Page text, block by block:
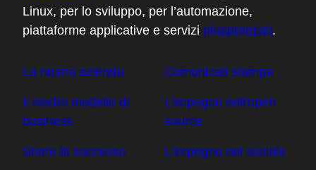
Linux, per lo sviluppo, per l’automazione,
piattaforme applicative e servizi pluripremiati.
La nostra azienda
Il nostro modello di
business
Storie di successo
Comunicati stampa
L'impegno nell'open
source
L’impegno nel sociale